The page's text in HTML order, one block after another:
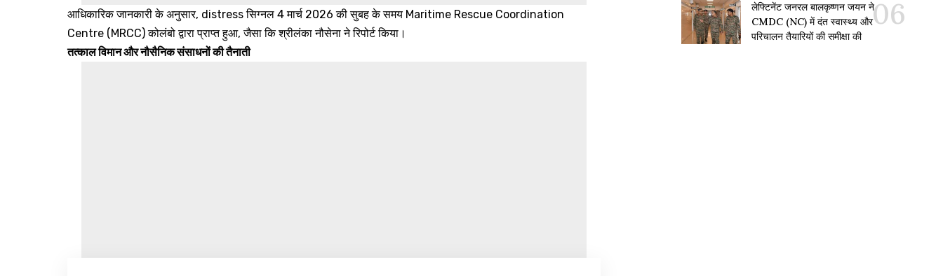
आधिकारिक जानकारी के अनुसार, distress सिग्नल 4 मार्च 2026 की सुबह के समय Maritime Rescue Coordination
Centre (MRCC) कोलंबो द्वारा प्राप्त हुआ, जैसा कि श्रीलंका नौसेना ने रिपोर्ट किया।
तत्काल विमान और नौसैनिक संसाधनों की तैनाती
लेफ्टिनेंट जनरल बालकृष्णन जयन ने
CMDC (NC) में दंत स्वास्थ्य और
परिचालन तैयारियों की समीक्षा की